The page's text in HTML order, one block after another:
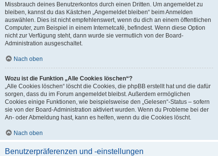
Missbrauch deines Benutzerkontos durch einen Dritten. Um angemeldet zu
bleiben, kannst du das Kästchen „Angemeldet bleiben“ beim Anmelden
auswählen. Dies ist nicht empfehlenswert, wenn du dich an einem öffentlichen
Computer, zum Beispiel in einem Internetcafé, befindest. Wenn diese Option
nicht zur Verfügung steht, dann wurde sie vermutlich von der Board-
Administration ausgeschaltet.
Nach oben
Wozu ist die Funktion „Alle Cookies löschen“?
„Alle Cookies löschen“ löscht die Cookies, die phpBB erstellt hat und die dafür
sorgen, dass du im Forum angemeldet bleibst. Außerdem ermöglichen
Cookies einige Funktionen, wie beispielsweise den „Gelesen“-Status – sofern
sie von der Board-Administration aktiviert wurden. Wenn du Probleme bei der
An- oder Abmeldung hast, kann es helfen, wenn du die Cookies löscht.
Nach oben
Benutzerpräferenzen und -einstellungen